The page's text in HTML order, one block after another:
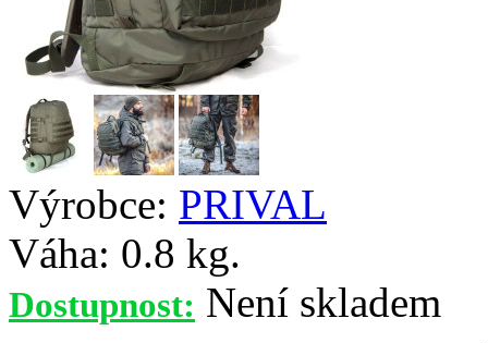
Výrobce: PRIVAL
Váha: 0.8 kg.
Dostupnost: Není skladem